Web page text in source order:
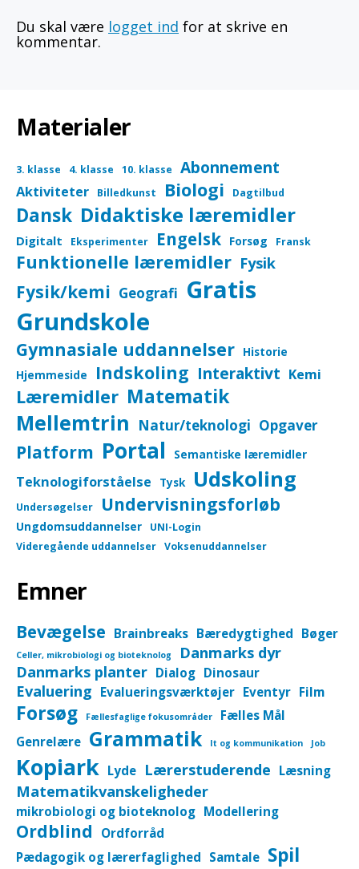
Du skal være logget ind for at skrive en
kommentar.
Materialer
3. klasse 4. klasse 10. klasse Abonnement
Aktiviteter Billedkunst Biologi Dagtilbud
Dansk Didaktiske læremidler
Digitalt Eksperimenter Engelsk Forsøg Fransk
Funktionelle læremidler Fysik
Fysik/kemi Geografi Gratis
Grundskole
Gymnasiale uddannelser Historie
Hjemmeside
Indskoling Interaktivt Kemi
Læremidler Matematik
Mellemtrin Natur/teknologi Opgaver
Platform Portal Semantiske læremidler
Teknologiforståelse Tysk Udskoling
Undersøgelser Undervisningsforløb
Ungdomsuddannelser
UNI-Login
Videregående uddannelser Voksenuddannelser
Emner
Bevægelse Brainbreaks Bæredygtighed Bøger
Celler, mikrobiologi og bioteknolog
Danmarks dyr
Danmarks planter Dialog Dinosaur
Evaluering Evalueringsværktøjer Eventyr Film
Forsøg Fællesfaglige fokusområder
Fælles Mål
Genrelære Grammatik It og kommunikation Job
Kopiark Lyde Lærerstuderende Læsning
Matematikvanskeligheder
mikrobiologi og bioteknolog Modellering
Ordblind
Ordforråd
Pædagogik og lærerfaglighed Samtale Spil